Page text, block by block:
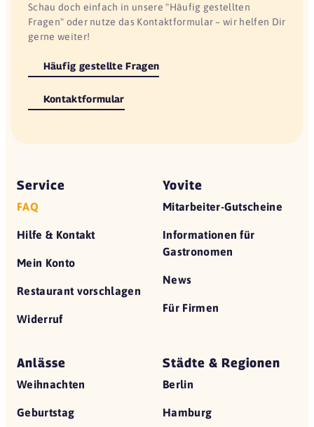
Schau doch einfach in unsere "Häufig gestellten
Fragen" oder nutze das Kontaktformular – wir helfen Dir
gerne weiter!
Häufig gestellte Fragen
Kontaktformular
Service
FAQ
Hilfe & Kontakt
Mein Konto
Restaurant vorschlagen
Widerruf
Yovite
Mitarbeiter-Gutscheine
Informationen für
Gastronomen
News
Für Firmen
Anlässe
Weihnachten
Geburtstag
Städte & Regionen
Berlin
Hamburg